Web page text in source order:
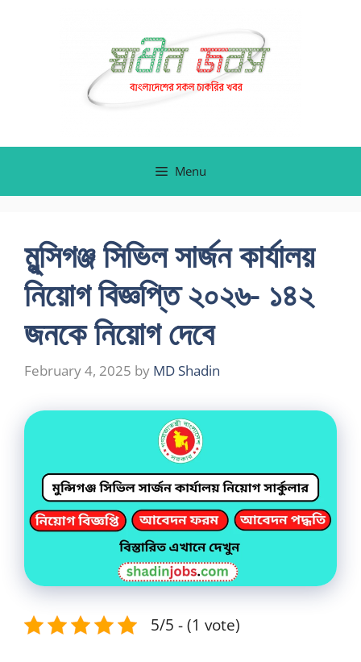
Menu
মুন্সিগঞ্জ সিভিল সার্জন কার্যালয়
নিয়োগ বিজ্ঞপ্তি ২০২৬- ১৪২
জনকে নিয়োগ দেবে
February 4, 2025 by MD Shadin
5/5 - (1 vote)